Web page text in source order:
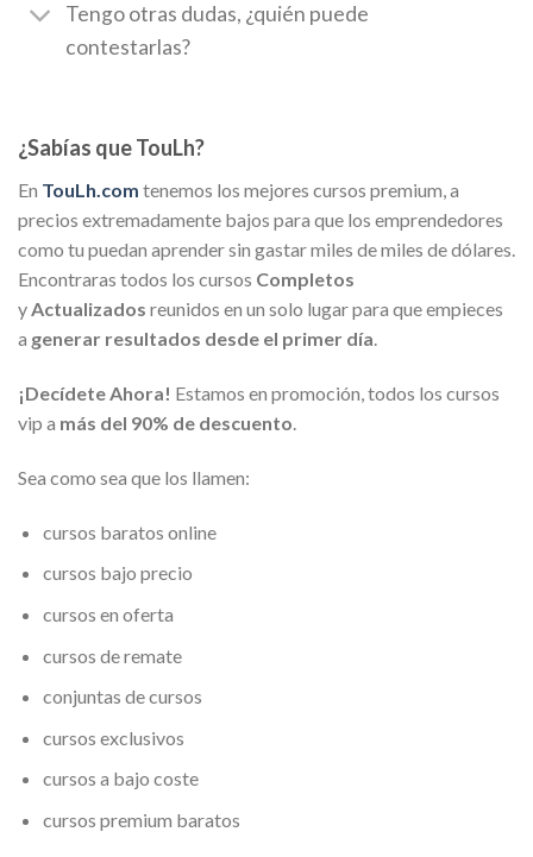
Tengo otras dudas, ¿quién puede
contestarlas?
¿Sabías que TouLh?
En TouLh.com tenemos los mejores cursos premium, a
precios extremadamente bajos para que los emprendedores
como tu puedan aprender sin gastar miles de miles de dólares.
Encontraras todos los cursos Completos
yActualizados reunidos en un solo lugar para que empieces
a generar resultados desde el primer día.
¡Decídete Ahora! Estamos en promoción, todos los cursos
vip a más del 90% de descuento.
Sea como sea que los llamen:
cursos baratos online
cursos bajo precio
cursos en oferta
cursos de remate
conjuntas de cursos
cursos exclusivos
cursos a bajo coste
cursos premium baratos